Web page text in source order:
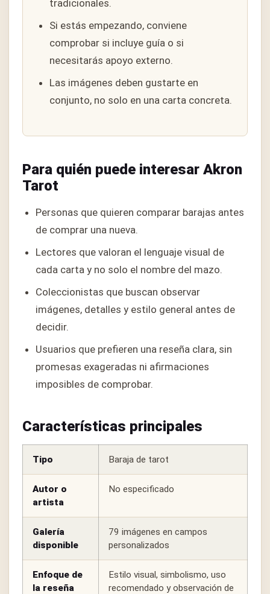
tradicionales.
Si estás empezando, conviene
comprobar si incluye guía o si
necesitarás apoyo externo.
Las imágenes deben gustarte en
conjunto, no solo en una carta concreta.
Para quién puede interesar Akron
Tarot
Personas que quieren comparar barajas antes
de comprar una nueva.
Lectores que valoran el lenguaje visual de
cada carta y no solo el nombre del mazo.
Coleccionistas que buscan observar
imágenes, detalles y estilo general antes de
decidir.
Usuarios que prefieren una reseña clara, sin
promesas exageradas ni afirmaciones
imposibles de comprobar.
Características principales
Tipo Baraja de tarot
Autor o
artista
No especificado
Galería
disponible
79 imágenes en campos
personalizados
Enfoque de
la reseña
Estilo visual, simbolismo, uso
recomendado y observación de